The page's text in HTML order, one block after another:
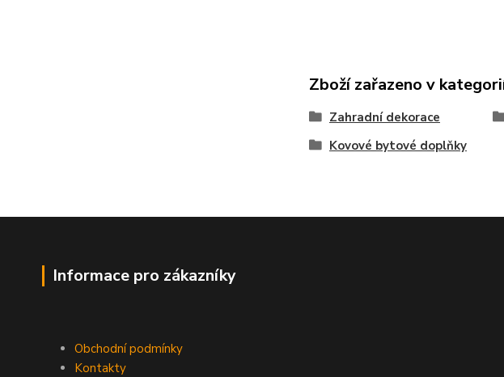
Zboží zařazeno v
Zahradní dekorace
Kovové bytové doplňky
Informace pro zákazníky
Obchodní podmínky
Kontakty